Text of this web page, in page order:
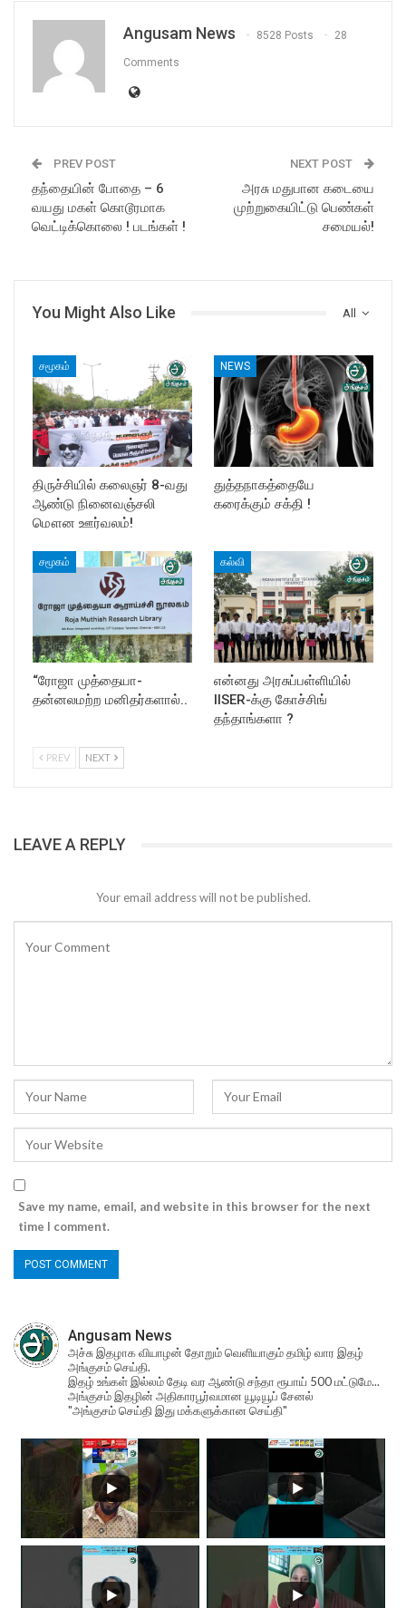
Angusam News 8528 Posts 28
Comments
PREV POST
தந்தையின் போதை – 6
வயது மகள் கொடூரமாக
வெட்டிக்கொலை ! படங்கள் !
NEXT POST
அரசு மதுபான கடையை
முற்றுகையிட்டு பெண்கள்
சமையல்!
All
You Might Also Like
சமூகம்
திருச்சியில் கலைஞர் 8-வது
ஆண்டு நினைவஞ்சலி
மௌன ஊர்வலம்!
NEWS
துத்தநாகத்தையே
கரைக்கும் சக்தி !
சமூகம்
“ரோஜா முத்தையா-
தன்னலமற்ற மனிதர்களால்..
கல்வி
என்னது அரசுப்பள்ளியில்
IISER-க்கு கோச்சிங்
தந்தாங்களா ?
PREV NEXT
LEAVE A REPLY
Your email address will not be published.
Save my name, email, and website in this browser for the next
time I comment.
Angusam News
அச்சு இதழாக வியாழன் தோறும் வெளியாகும் தமிழ் வார இதழ்
அங்குசம் செய்தி.
இதழ் உங்கள் இல்லம் தேடி வர ஆண்டு சந்தா ரூபாய் 500 மட்டுமே...
அங்குசம் இதழின் அதிகாரபூர்வமான யூடியூப் சேனல்
"அங்குசம் செய்தி இது மக்களுக்கான செய்தி"